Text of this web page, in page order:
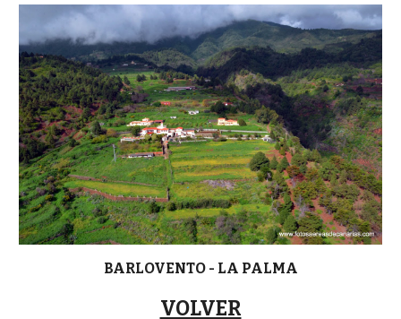
BARLOVENTO - LA PALMA
VOLVER